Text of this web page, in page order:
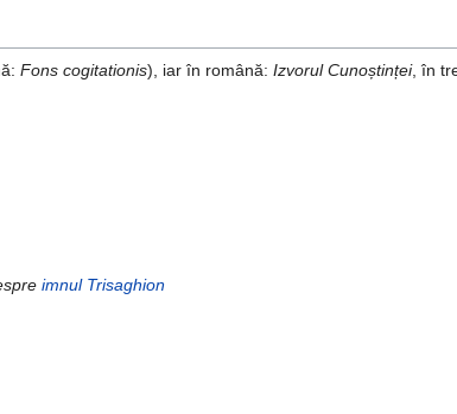
Fons cogitationis), iar în română: Izvorul Cunoștinței, în
imnul Trisaghion